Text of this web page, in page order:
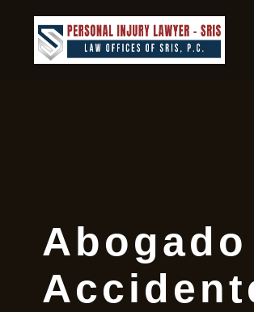
Abogado